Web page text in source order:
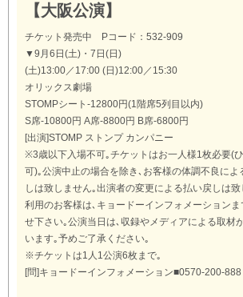
【大阪公演】
チケット発売中 Pコード：532-909
▼9月6日(土)・7日(日)
(土)13:00／17:00 (日)12:00／15:30
オリックス劇場
STOMPシート-12800円(1階席5列目以内)
S席-10800円 A席-8800円 B席-6800円
[出演]STOMP ストンプ カンパニー
※3歳以下入場不可｡チケットはお一人様1枚必要(
可)｡公演中止の場合を除き､お客様の体調不良によ
しは致しません｡出演者の変更による払い戻しは
利用のお客様は､キョードーインフォメーション
せ下さい｡公演当日は､収録やメディアによる取材
います｡予めご了承ください｡
※チケットは1人1公演6枚まで｡
[問]キョードーインフォメーション■0570-200-888